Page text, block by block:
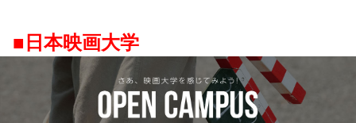
■日本映画大学